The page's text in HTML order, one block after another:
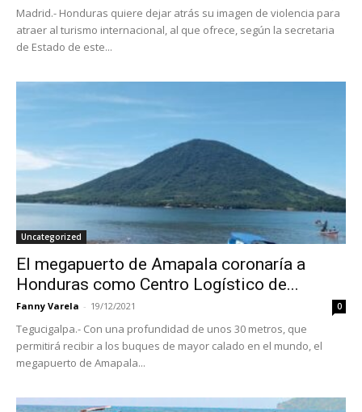
Madrid.- Honduras quiere dejar atrás su imagen de violencia para
atraer al turismo internacional, al que ofrece, según la secretaria
de Estado de este...
Uncategorized
El megapuerto de Amapala coronaría a
Honduras como Centro Logístico de...
Fanny Varela - 19/12/2021 0
Tegucigalpa.- Con una profundidad de unos 30 metros, que
permitirá recibir a los buques de mayor calado en el mundo, el
megapuerto de Amapala...